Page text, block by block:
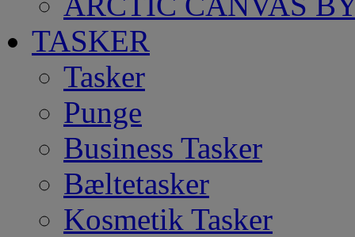
TASKER
Tasker
Punge
Business Tasker
Bæltetasker
Kosmetik Tasker